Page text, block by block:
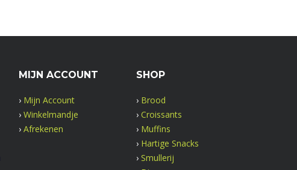
MIJN ACCOUNT
› Mijn Account
› Winkelmandje
› Afrekenen
SHOP
› Brood
› Croissants
› Muffins
› Hartige Snacks
› Smullerij